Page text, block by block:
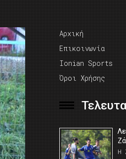
Αρχική
Επικοινωνία
Ionian Sports
Όροι Χρήσης
Η